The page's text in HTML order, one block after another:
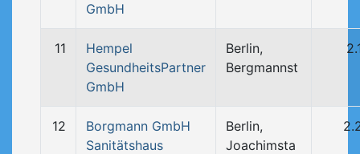
GmbH
11
Hempel
GesundheitsPartner
GmbH
Berlin,
Bergmannst
12
Borgmann GmbH
Sanitätshaus
Berlin,
Joachimsta